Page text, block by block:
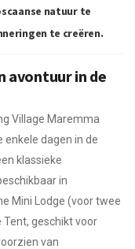
natuur te
te creëren.
avontuur in de
Village Maremma
enkele dagen in de
klassieke
in
Mini Lodge (voor twee
geschikt voor
van